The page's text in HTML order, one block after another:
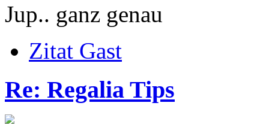
Jup.. ganz genau
Zitat Gast
Re: Regalia Tips